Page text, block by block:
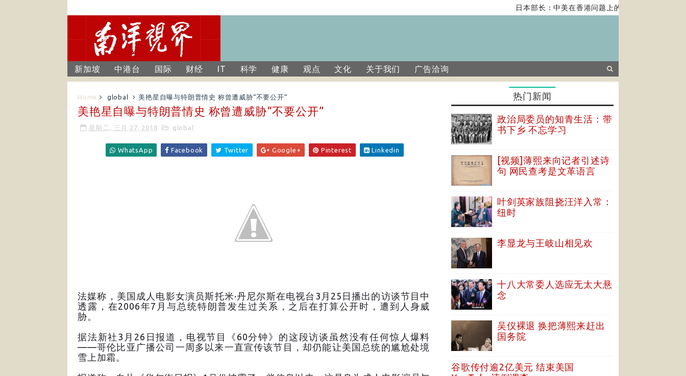
日本部长：中美在香港问题上的紧张关系对全球经济
新加坡 中港台 国际 财经 IT 科学 健康 观点 文化 关于我们 广告洽询
Home global 美艳星自曝与特朗普情史 称曾遭威胁“不要公开”
美艳星自曝与特朗普情史 称曾遭威胁“不要公开”
星期二, 三月 27, 2018 global
WhatsApp Facebook Twitter Google+ Pinterest Linkedin
法媒称，美国成人电影女演员斯托米·丹尼尔斯在电视台3月25日播出的访谈节目中
透露，在2006年7月与总统特朗普发生过关系，之后在打算公开时，遭到人身威
胁。
据法新社3月26日报道，电视节目《60分钟》的这段访谈虽然没有任何惊人爆料
——哥伦比亚广播公司一周多以来一直宣传该节目，却仍能让美国总统的尴尬处境
雪上加霜。
热门新闻
政治局委员的知青生活：带
书下乡 不忘学习
[视频]薄熙来向记者引述诗
句 网民查考是文革语言
叶剑英家族阻挠汪洋入常：
纽时
李显龙与王岐山相见欢
十八大常委人选应无太大悬
念
吴仪裸退 换把薄熙来赶出
国务院
谷歌传付逾2亿美元 结束美国